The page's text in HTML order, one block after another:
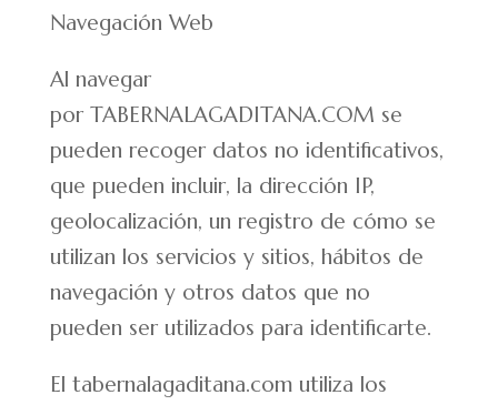
Navegación Web
Al navegar
por TABERNALAGADITANA.COM se
pueden recoger datos no identificativos,
que pueden incluir, la dirección IP,
geolocalización, un registro de cómo se
utilizan los servicios y sitios, hábitos de
navegación y otros datos que no
pueden ser utilizados para identificarte.
El tabernalagaditana.com utiliza los